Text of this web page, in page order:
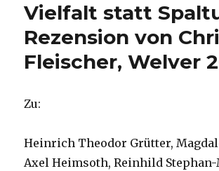
Vielfalt statt
Rezension von
Fleischer, Welver
Zu:
Heinrich Theodor Grütter,
Axel Heimsoth, Reinhild Stephan-